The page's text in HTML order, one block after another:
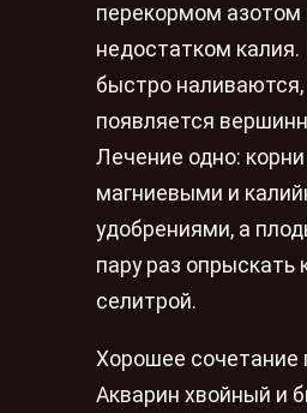
перекормом азотом
недостатком
быстро наливаются,
появляется
Лечение одно:
магниевыми и
удобрениями, а
пару раз опрыскать
селитрой.
Хорошее сочетание
Акварин хвойный и